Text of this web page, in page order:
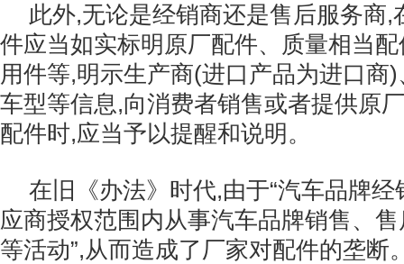
此外,无论是经销商还是售后服务商,
件应当如实标明原厂配件、质量相当
用件等,明示生产商(进口产品为进口商
车型等信息,向消费者销售或者提供原
配件时,应当予以提醒和说明。
在旧《办法》时代,由于“汽车品牌
应商授权范围内从事汽车品牌销售、
等活动”,从而造成了厂家对配件的垄断